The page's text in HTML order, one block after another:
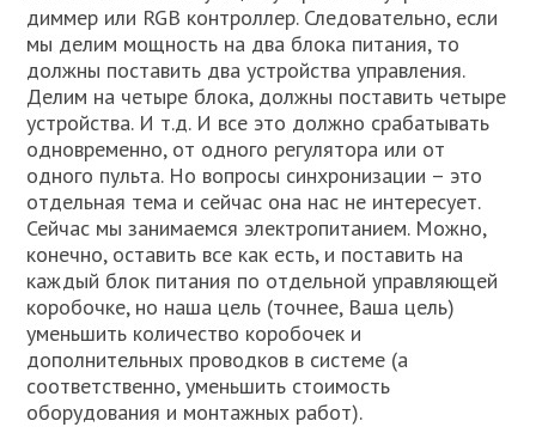
диммер или RGB контроллер. Следовательно, если
мы делим мощность на два блока питания, то
должны поставить два устройства управления.
Делим на четыре блока, должны поставить четыре
устройства. И т.д. И все это должно срабатывать
одновременно, от одного регулятора или от
одного пульта. Но вопросы синхронизации – это
отдельная тема и сейчас она нас не интересует.
Сейчас мы занимаемся электропитанием. Можно,
конечно, оставить все как есть, и поставить на
каждый блок питания по отдельной управляющей
коробочке, но наша цель (точнее, Ваша цель)
уменьшить количество коробочек и
дополнительных проводков в системе (а
соответственно, уменьшить стоимость
оборудования и монтажных работ).